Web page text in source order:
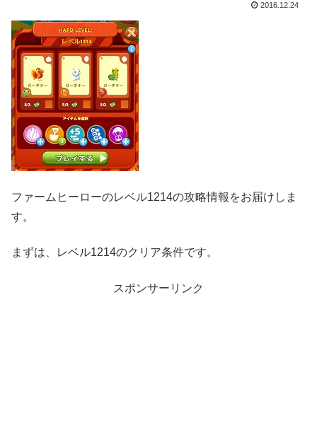
2016.12.24
ファームヒーローのレベル1214の攻略情報をお届けしま
す。
まずは、レベル1214のクリア条件です。
スポンサーリンク